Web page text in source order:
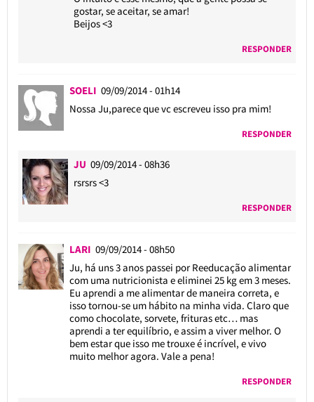
gostar, se aceitar, se amar!
Beijos <3
RESPONDER
SOELI 09/09/2014 - 01h14
Nossa Ju,parece que vc escreveu isso pra mim!
RESPONDER
JU 09/09/2014 - 08h36
rsrsrs <3
RESPONDER
LARI 09/09/2014 - 08h50
Ju, há uns 3 anos passei por Reeducação alimentar
com uma nutricionista e eliminei 25 kg em 3 meses.
Eu aprendi a me alimentar de maneira correta, e
isso tornou-se um hábito na minha vida. Claro que
como chocolate, sorvete, frituras etc… mas
aprendi a ter equilíbrio, e assim a viver melhor. O
bem estar que isso me trouxe é incrível, e vivo
muito melhor agora. Vale a pena!
RESPONDER